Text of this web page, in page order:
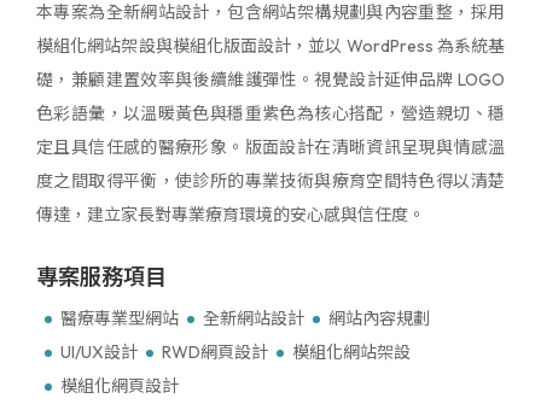
本專案為全新網站設計，包含網站架構規劃與內容重整，採用
模組化網站架設與模組化版面設計，並以 WordPress 為系統基
礎，兼顧建置效率與後續維護彈性。視覺設計延伸品牌 LOGO
色彩語彙，以溫暖黃色與穩重紫色為核心搭配，營造親切、穩
定且具信任感的醫療形象。版面設計在清晰資訊呈現與情感溫
度之間取得平衡，使診所的專業技術與療育空間特色得以清楚
傳達，建立家長對專業療育環境的安心感與信任度。
專案服務項目
醫療專業型網站 全新網站設計
網站內容規劃
UI/UX設計
RWD網頁設計
模組化網站架設
模組化網頁設計